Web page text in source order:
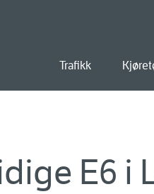
Trafikk
E6 i